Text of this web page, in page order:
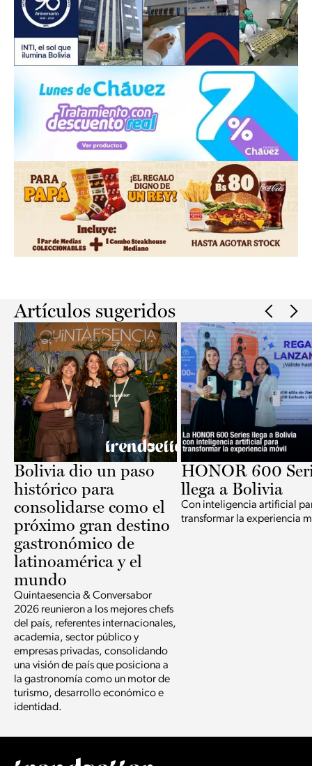
Artículos sugeridos
Bolivia dio un paso
histórico para
consolidarse como el
próximo gran destino
gastronómico de
latinoamérica y el
mundo
Quintaesencia & Conversabor
2026 reunieron a los mejores chefs
del país, referentes internacionales,
academia, sector público y
empresas privadas, consolidando
una visión de país que posiciona a
la gastronomía como un motor de
turismo, desarrollo económico e
identidad.
HONOR 600
llega a Bolivia
Con inteligencia artificial
transformar la experiencia